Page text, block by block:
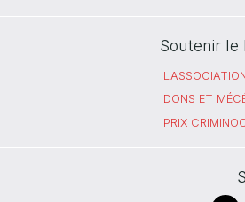
Soutenir le
DONS ET
PRIX